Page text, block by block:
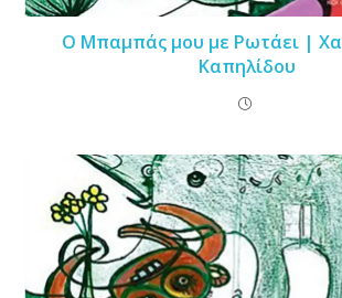
Ο Μπαμπάς μου με Ρωτάει |
Καπηλίδου